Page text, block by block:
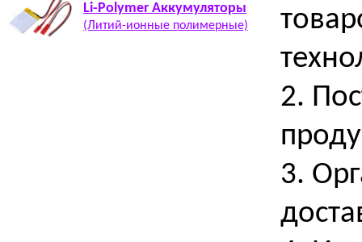
2.
3.
Li-Polymer Аккумуляторы
(Литий-ионные полимерные)